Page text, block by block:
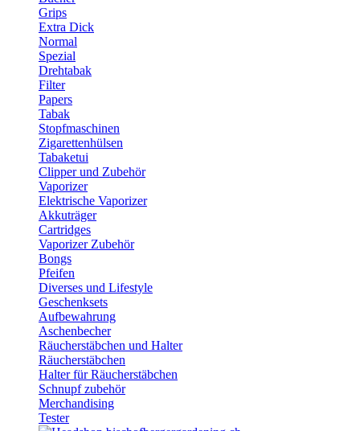
Grips
Extra Dick
Normal
Spezial
Drehtabak
Filter
Papers
Tabak
Stopfmaschinen
Zigarettenhülsen
Tabaketui
Clipper und Zubehör
Vaporizer
Elektrische Vaporizer
Akkuträger
Cartridges
Vaporizer Zubehör
Bongs
Pfeifen
Diverses und Lifestyle
Geschenksets
Aufbewahrung
Aschenbecher
Räucherstäbchen und Halter
Räucherstäbchen
Halter für Räucherstäbchen
Schnupf zubehör
Merchandising
Tester